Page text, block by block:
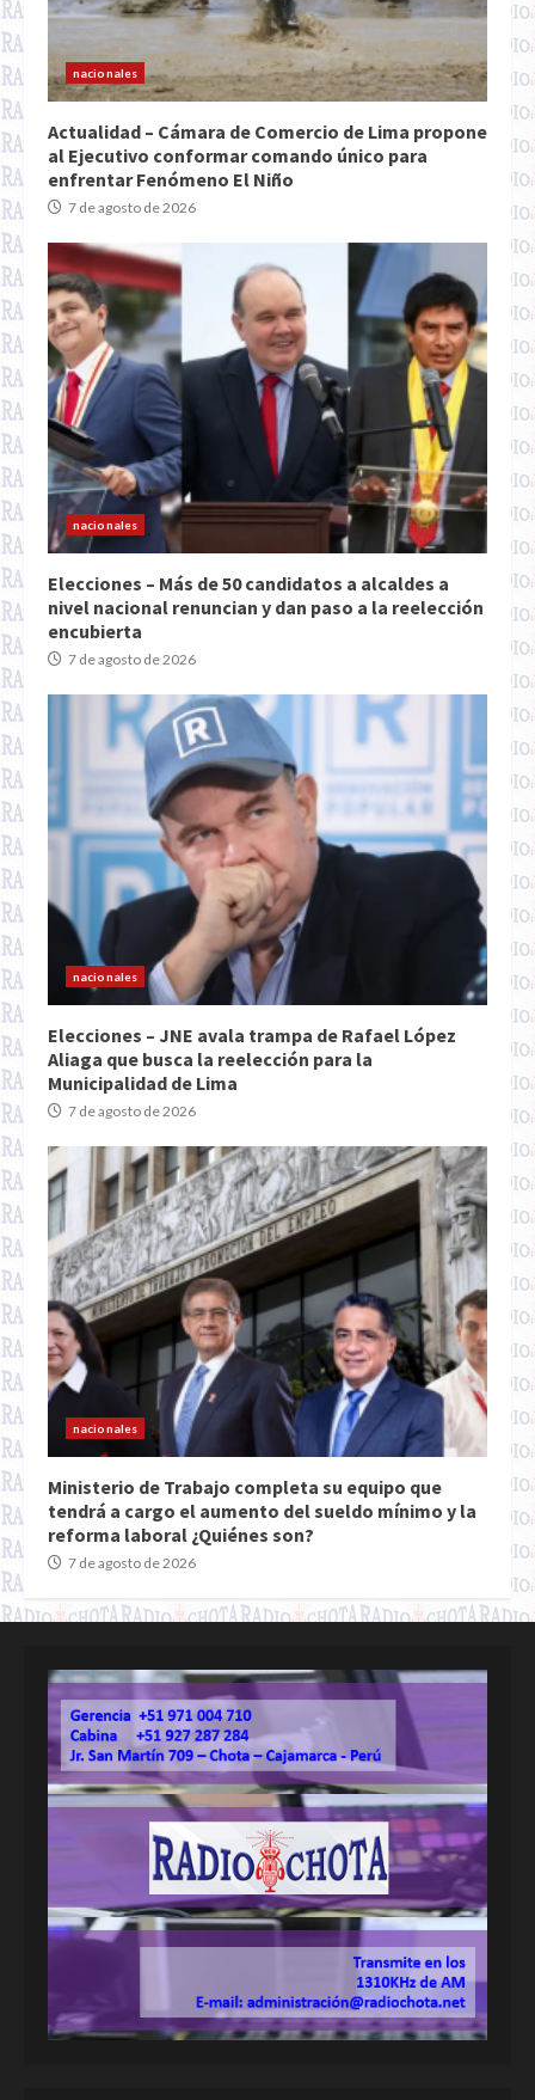
nacionales
Actualidad – Cámara de Comercio de Lima propone
al Ejecutivo conformar comando único para
enfrentar Fenómeno El Niño
7 de agosto de 2026
nacionales
Elecciones – Más de 50 candidatos a alcaldes a
nivel nacional renuncian y dan paso a la reelección
encubierta
7 de agosto de 2026
nacionales
Elecciones – JNE avala trampa de Rafael López
Aliaga que busca la reelección para la
Municipalidad de Lima
7 de agosto de 2026
nacionales
Ministerio de Trabajo completa su equipo que
tendrá a cargo el aumento del sueldo mínimo y la
reforma laboral ¿Quiénes son?
7 de agosto de 2026